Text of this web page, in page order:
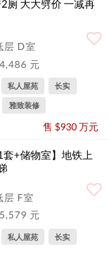
厕 大大劈价 一减再
层 D室
元
私人屋苑 长实
雅致装修
售 $930 万元
套+储物室】地铁上
层 F室
元
私人屋苑 长实